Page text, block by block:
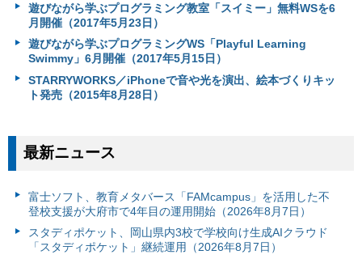
遊びながら学ぶプログラミング教室「スイミー」無料WSを6
月開催（2017年5月23日）
遊びながら学ぶプログラミングWS「Playful Learning
Swimmy」6月開催（2017年5月15日）
STARRYWORKS／iPhoneで音や光を演出、絵本づくりキッ
ト発売（2015年8月28日）
最新ニュース
富⼠ソフト、教育メタバース「FAMcampus」を活用した不
登校支援が大府市で4年目の運用開始（2026年8月7日）
スタディポケット、岡山県内3校で学校向け生成AIクラウド
「スタディポケット」継続運用（2026年8月7日）